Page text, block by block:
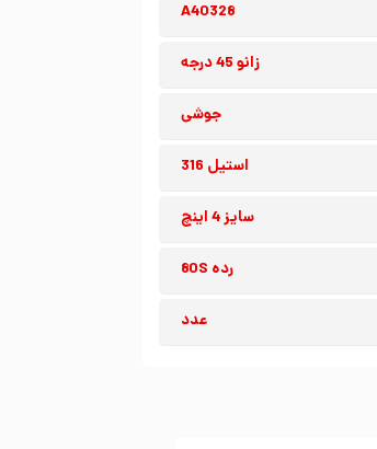
A40328
زانو 45 درجه
جوشی
استیل 316
سایز 4 اینچ
رده 80S
عدد